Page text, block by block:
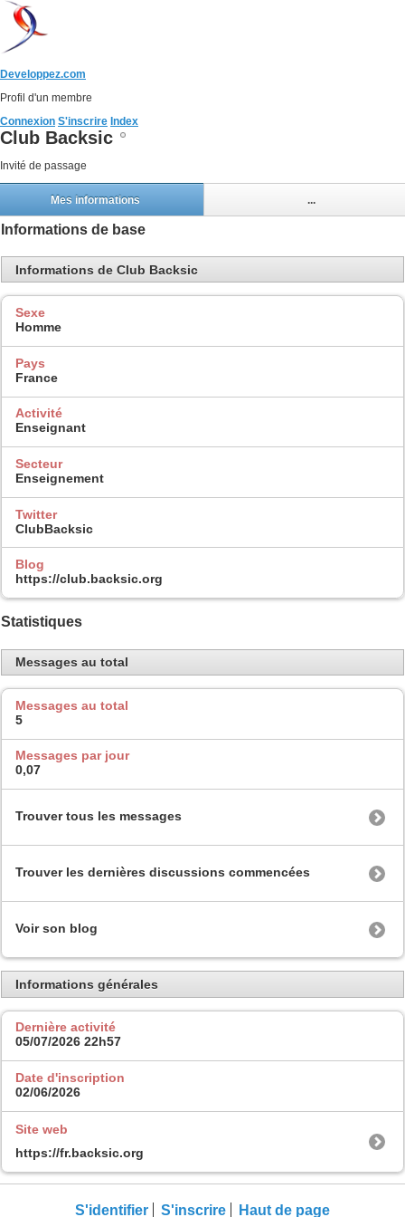
Developpez.com
Profil d'un membre
Connexion S'inscrire Index
Club Backsic
Invité de passage
Mes informations ...
Informations de base
Informations de Club Backsic
Sexe
Homme
Pays
France
Activité
Enseignant
Secteur
Enseignement
Twitter
ClubBacksic
Blog
https://club.backsic.org
Statistiques
Messages au total
Messages au total
5
Messages par jour
0,07
Trouver tous les messages
Trouver les dernières discussions commencées
Voir son blog
Informations générales
Dernière activité
05/07/2026 22h57
Date d'inscription
02/06/2026
Site web
https://fr.backsic.org
S'identifier S'inscrire Haut de page